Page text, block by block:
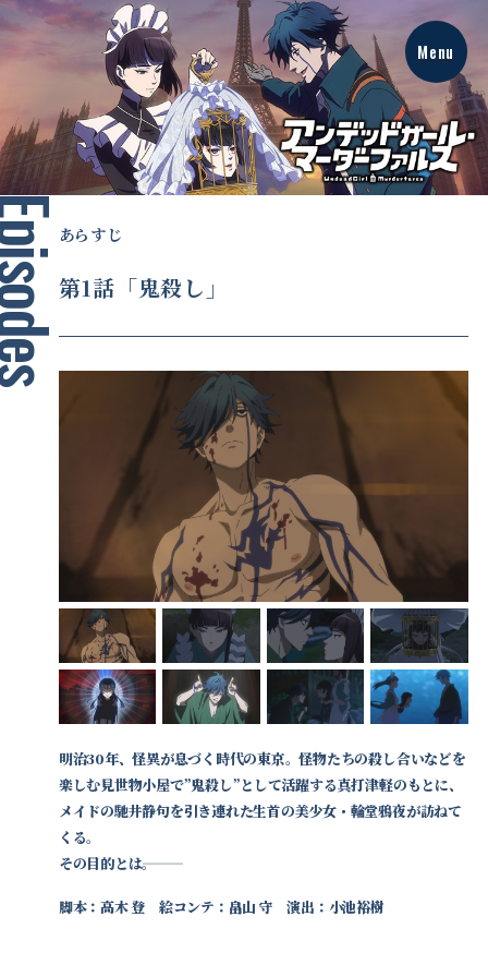
Menu
あ
ら
す
じ
あらすじ
第1話「鬼殺し」
明治30年、怪異が息づく時代の東京。怪物たちの殺し合いなどを
楽しむ見世物小屋で”鬼殺し”として活躍する真打津軽のもとに、
メイドの馳井静句を引き連れた生首の美少女・輪堂鴉夜が訪ねて
くる。
その目的とは―――。
脚本：高木 登 絵コンテ：畠山 守 演出：小池裕樹